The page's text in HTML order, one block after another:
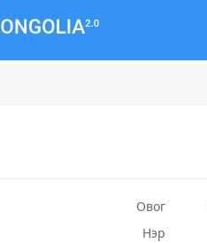
Овог
Нэр